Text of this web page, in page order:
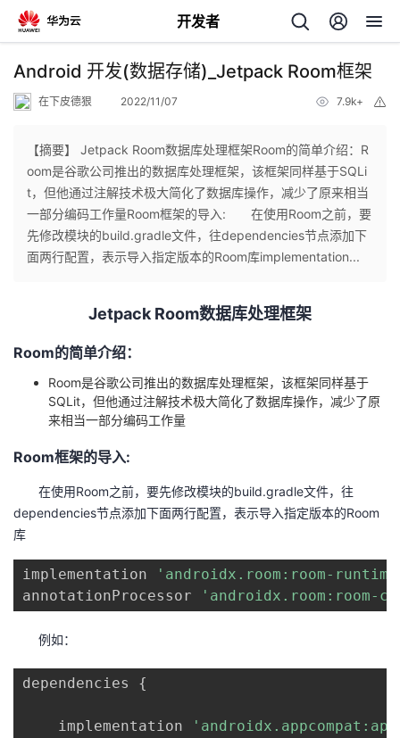
开发者
返
个
人
页
我
发
的
博
客
我
的
论
坛
我
的
圈
子
我
的
直
我
的
我
开
学
堂
我
的
课
我
的
我
的
Programs
我
持
我
的
技
术
我
的
云
Android 开发(数据存储)_Jetpack Room框架
在下皮德狠 2022/11/07 7.9k+
【摘要】 Jetpack Room数据库处理框架Room的简单介绍：R
oom是谷歌公司推出的数据库处理框架，该框架同样基于SQLi
t，但他通过注解技术极大简化了数据库操作，减少了原来相当
一部分编码工作量Room框架的导入: 在使用Room之前，要
先修改模块的build.gradle文件，往dependencies节点添加下
面两行配置，表示导入指定版本的Room库implementation...
Jetpack Room数据库处理框架
Room的简单介绍：
Room是谷歌公司推出的数据库处理框架，该框架同样基于
SQLit，但他通过注解技术极大简化了数据库操作，减少了原
来相当一部分编码工作量
Room框架的导入:
在使用Room之前，要先修改模块的build.gradle文件，往
dependencies节点添加下面两行配置，表示导入指定版本的Room
库
implementation
'androidx.room:room-
annotationProcessor
'androidx.room:room-
例如：
dependencies {
    implementation